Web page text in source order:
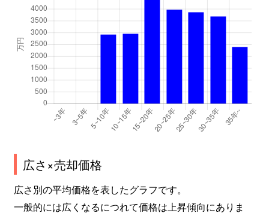
広さ×売却価格
広さ別の平均価格を表したグラフです。
一般的には広くなるにつれて価格は上昇傾向にありま